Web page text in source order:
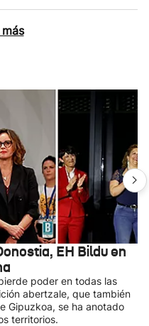
EH Bildu en
poder en todas las
abertzale, que también
Gipuzkoa, se ha anotado
territorios.